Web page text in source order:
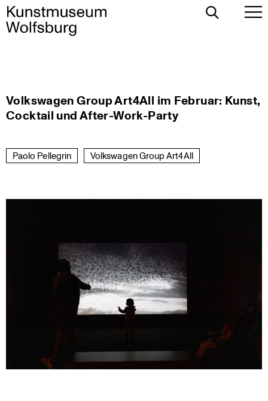
Skip
to
Toggle
Volkswagen Group Art4All im Februar: Kunst,
Cocktail und After-Work-Party
Paolo Pellegrin Volkswagen Group Art4All